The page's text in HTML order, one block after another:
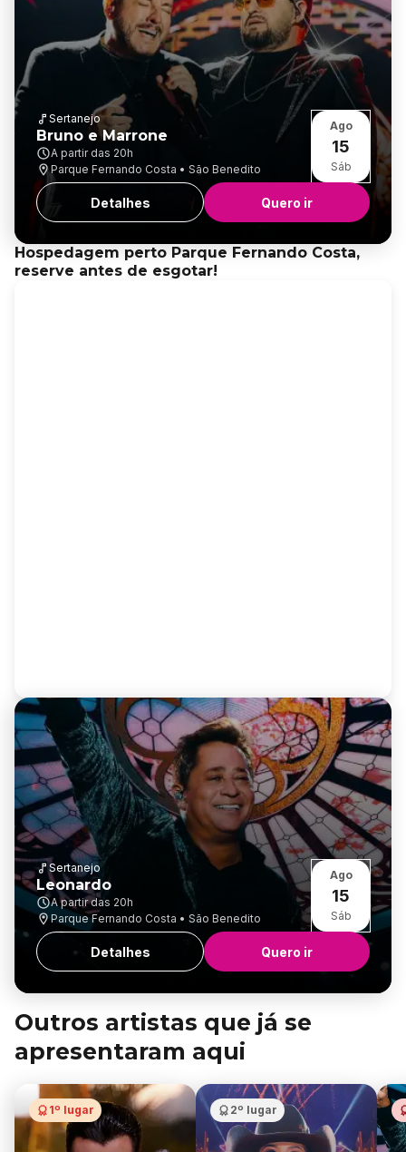
Sertanejo
Bruno e Marrone
A partir das 20h
Parque Fernando Costa • São Benedito
Ago
15
Sáb
Detalhes Quero ir
Hospedagem perto Parque Fernando Costa,
reserve antes de esgotar!
Sertanejo
Leonardo
A partir das 20h
Parque Fernando Costa • São Benedito
Ago
15
Sáb
Detalhes Quero ir
Outros artistas que já se
apresentaram aqui
1º lugar 2º lugar